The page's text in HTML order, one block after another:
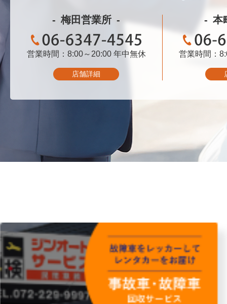
梅田営業所
06-6347-4545
営業時間：8:00～20:00 年中無休
店舗詳細
本
営業時間：